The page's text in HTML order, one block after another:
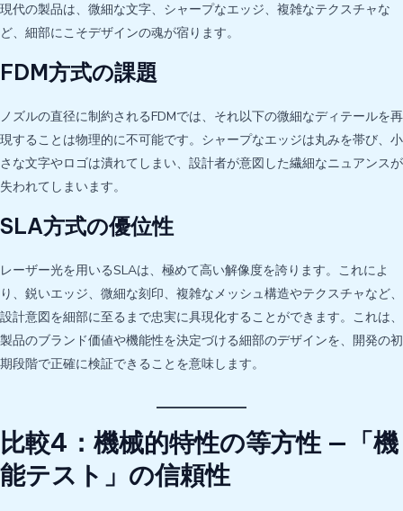
現代の製品は、微細な文字、シャープなエッジ、複雑なテクスチャな
ど、細部にこそデザインの魂が宿ります。
FDM方式の課題
ノズルの直径に制約されるFDMでは、それ以下の微細なディテールを再
現することは物理的に不可能です。シャープなエッジは丸みを帯び、小
さな文字やロゴは潰れてしまい、設計者が意図した繊細なニュアンスが
失われてしまいます。
SLA方式の優位性
レーザー光を用いるSLAは、極めて高い解像度を誇ります。これによ
り、鋭いエッジ、微細な刻印、複雑なメッシュ構造やテクスチャなど、
設計意図を細部に至るまで忠実に具現化することができます。これは、
製品のブランド価値や機能性を決定づける細部のデザインを、開発の初
期段階で正確に検証できることを意味します。
比較4：機械的特性の等方性 —「機
能テスト」の信頼性